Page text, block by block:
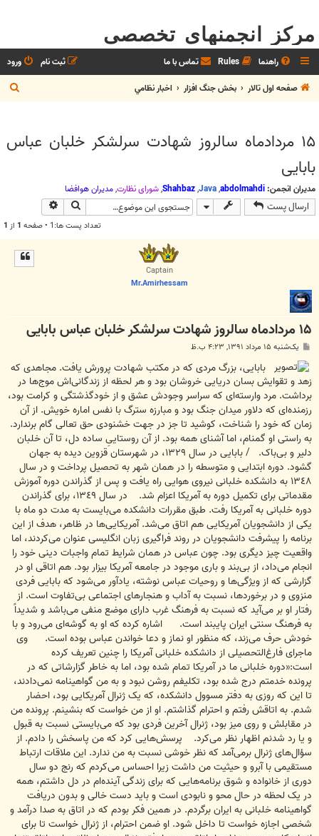
مرکز انجمنهای تخصصی
راهنما Rules تماس با ما ورود
ثبت نام
صفحه اول تالار
بخش جنگ افزار اخبار نظامي
س
ج۱۵ مردادماه سالروز شهادت سرلشکر خلبان عباس
بابایی
مدیران انجمن: abdolmahdi
,
Java
,
Shahbaz
,شوراي نظارت,مديران هوافضا
ارسال پست جستجو
تعداد پست ها:1 • صفحه 1 از 1
Captain
Mr.Amirhessam
۱۵ مردادماه سالروز شهادت سرلشکر خلبان عباس بابایی
ت
یک‌شنبه ۱۵ مرداد ۱۳۹۱, ۴:۲۳ ب.ظ
بابایی، بزرگ مردی که در مکتب شهادت پرورش یافت. مجاهدی که
زهد و تقوایش بسان دریایی خروشان بود و هر لحظه از زندگانی‌اش موج‌ها در
برداشت. مرد وارسته‌ای که سراسر وجودش عشق و از خودگذشتگی و کرامت بود،
رزمنده‌ای که دلاور میدان جنگ بود و مبارزه سترگ با نفس اماره خویش. از آن
زمان که خود را شناخت، کوشید تا جز در جهت خشنودی حق تعالی گام برندارد.
به راستی او گمنام، اما آشنای همه بود. از آن روستاییِ ساده دل، تا آن خلبان
دلیر و بی‌باک. / بابایی در سال ‌‌١٣٢٩، در شهرستان قزوین دیده به جهان
گشود. دوره ابتدایی و متوسطه را در همان شهر به تحصیل پرداخت و در سال
‌‌١٣٤٨ به دانشکده خلبانی نیروی هوایی راه یافت و پس از گذراندن دوره آموزش
مقدماتی برای تکمیل دوره به آمریکا اعزام شد. در سال ‌‌١٣٤٩، برای گذراندن
دوره خلبانی به آمریکا رفت. طبق مقررات دانشکده می‌بایست به مدت دو ماه با
یکی از دانشجویان آمریکایی هم اتاق می‌شد. آمریکایی‌ها در ظاهر، هدف از این
برنامه را پیشرفت دانشجویان در روند فراگیری زبان انگلیسی عنوان می‌کردند، اما
واقعیت چیز دیگری بود. چون عباس در همان شرایط تمام واجبات دینی خود را
انجام می‌داد، از بی‌بند و باری موجود در جامعه آمریکا بیزار بود. هم اتاقی او در
گزارشی که از ویژگی‌ها و روحیات عباس نوشته، یادآور می‌شود که بابایی فردی
منزوی و در برخوردها، نسبت به آداب و هنجارهای اجتماعی بی‌تفاوت است. از
رفتار او بر می‌آید که نسبت به فرهنگ غرب دارای موضع منفی می‌باشد و شدیداً
به فرهنگ سنتی ایران پایبند است. اشاره کرده که او به گوشه‌ای می‌رود و با
خودش حرف می‌زند، که منظور او نماز و دعا خواندن عباس بوده است. وی
ماجرای فارغ‌التحصیلی از دانشکده خلبانی آمریکا را چنین تعریف کرده
است:«دوره خلبانی ما در آمریکا تمام شده بود، اما به خاطر گزارشاتی که در
پرونده خدمتم درج شده بود، تکلیفم روشن نبود و به من گواهینامه نمی‌دادند،
تا این که روزی به دفتر مسوول دانشکده، که یک ژنرال آمریکایی بود، احضار
شدم. به اتاقش رفتم و احترام گذاشتم. او از من خواست که بنشینم. پرونده من
در مقابلش و روی میز بود، ژنرال آخرین فردی بود که می‌بایستی نسبت به قبول
و یا رد شدنم اظهار نظر می‌کرد. پرسش‌هایی کرد که من پاسخش را دادم. از
سؤال‌های ژنرال برمی‌آمد که نظر خوشی نسبت به من ندارد. این ملاقات ارتباط
مستقیمی با آبرو و حیثیت من داشت زیرا احساس می‌کردم که رنج دو سال
دوری از خانواده و شوق برنامه‌هایی که برای زندگی آینده‌ام در دل داشتم، همه
در یک لحظه در حال محو و نابودی است و باید دست خالی و بدون دریافت
گواهینامه خلبانی به ایران برگردم. در همین فکر بودم که در اتاق به صدا درآمد و
شخصی اجازه خواست تا داخل شود. او ضمن احترام، از ژنرال خواست تا برای